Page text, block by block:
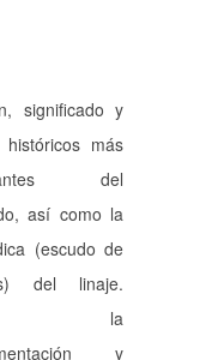
significado y
históricos más
del
así como la
(escudo de
del linaje.
la
y